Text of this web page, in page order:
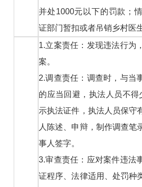
并处1000元以下的罚款；
证部门暂扣或者吊销乡村医
1.立案责任：发现违法行为
案。
2.调查责任：调查时，与当
的应当回避，执法人员不得
示执法证件，执法人员保守
人陈述、申辩，制作调查笔
事人签字。
3.审查责任：应对案件违法
证程序、法律适用、处罚种